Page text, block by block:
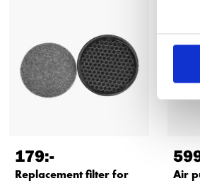
179:-
Replacement filter for
Air